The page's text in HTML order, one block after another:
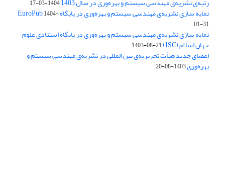
1404-03-17
نمایه سازی نشریه‌ی مهندسی سیستم و بهره‌وری در پایگاه EuroPub1404-
01-31
نمایه سازی نشریه‌ی مهندسی سیستم و بهره‌وری در پایگاه استنادی علوم
جهان اسلام (ISC) 1403-08-21
اعضای جدید هیأت تحریریه‌ی بین المللی در نشریه‌ی مهندسی سیستم و
بهره‌وری1403-08-20